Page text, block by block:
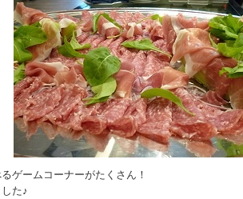
ゲームコーナーがたくさん！
た♪